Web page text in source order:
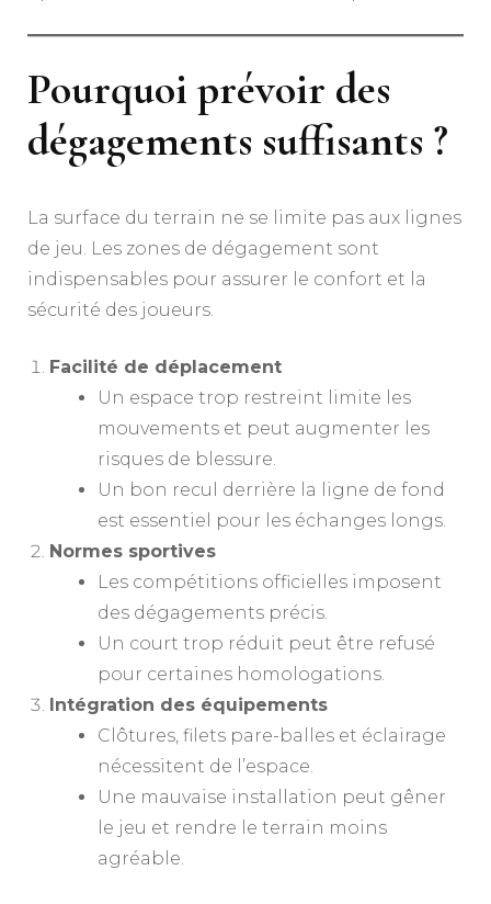
Pourquoi prévoir des
dégagements suffisants ?
La surface du terrain ne se limite pas aux lignes
de jeu. Les zones de dégagement sont
indispensables pour assurer le confort et la
sécurité des joueurs.
Facilité de déplacement
Un espace trop restreint limite les
mouvements et peut augmenter les
risques de blessure.
Un bon recul derrière la ligne de fond
est essentiel pour les échanges longs.
Normes sportives
Les compétitions officielles imposent
des dégagements précis.
Un court trop réduit peut être refusé
pour certaines homologations.
Intégration des équipements
Clôtures, filets pare-balles et éclairage
nécessitent de l’espace.
Une mauvaise installation peut gêner
le jeu et rendre le terrain moins
agréable.